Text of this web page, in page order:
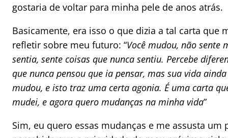
gostaria de voltar para minha pele de anos atrás.
Basicamente, era isso o que dizia a tal carta que
refletir sobre meu futuro: “Você mudou, não sente
sentia, sente coisas que nunca sentiu. Percebe
que nunca pensou que ia pensar, mas sua vida
mudou, e isto traz uma certa agonia. É uma carta
mudei, e agora quero mudanças na minha vida”
Sim, eu quero essas mudanças e me assusta um